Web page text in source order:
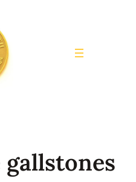
gallstones